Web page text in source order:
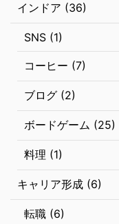
インドア (36)
SNS (1)
コーヒー (7)
ブログ (2)
ボードゲーム (25)
料理 (1)
キャリア形成 (6)
転職 (6)